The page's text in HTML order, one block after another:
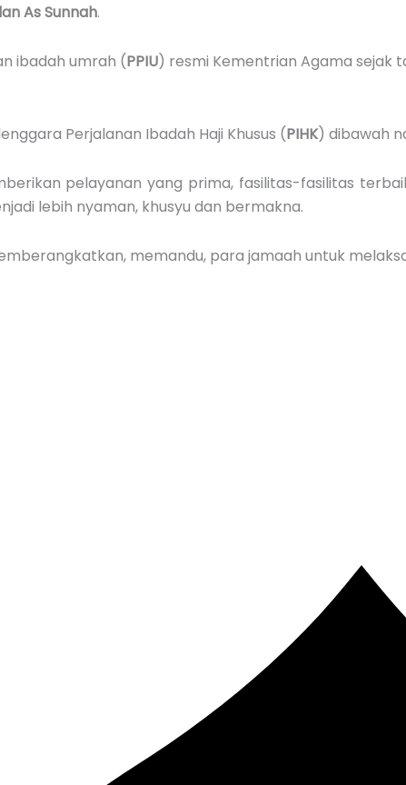
As Sunnah.
ibadah umrah (PPIU) resmi Kementrian Agama sejak
Perjalanan Ibadah Haji Khusus (PIHK) dibawah
pelayanan yang prima, fasilitas-fasilitas
lebih nyaman, khusyu dan bermakna.
memandu, para jamaah untuk